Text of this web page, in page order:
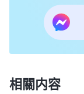
意接受全能神
卷》離開聖經
告：「為我們
相關内容